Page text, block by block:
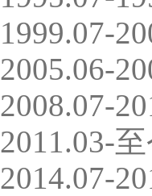
1999.07-
2005.06-
2008.07-
2011.03-
2014.07-